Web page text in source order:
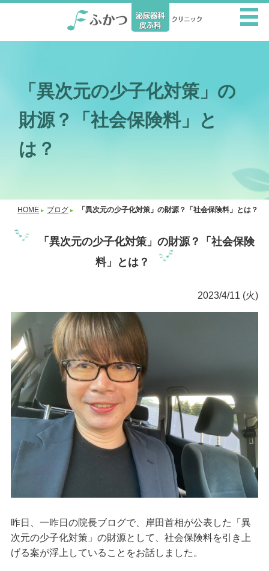
「異次元の少子化対策」の
財源？「社会保険料」と
は？
HOME ブログ 「異次元の少子化対策」の財源？「社会保険料」とは？
「異次元の少子化対策」の財源？「社会保険
料」とは？
2023/4/11 (火)
昨日、一昨日の院長ブログで、岸田首相が公表した「異
次元の少子化対策」の財源として、社会保険料を引き上
げる案が浮上していることをお話しました。